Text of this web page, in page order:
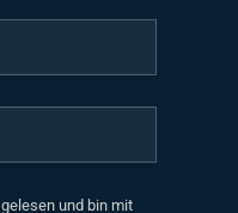
gelesen und bin mit